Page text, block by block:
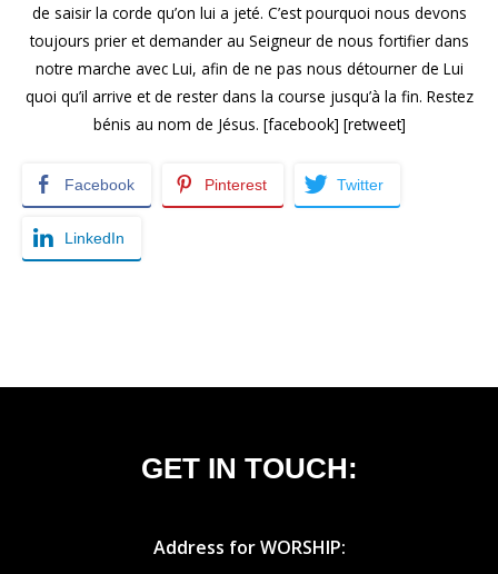
de saisir la corde qu’on lui a jeté. C’est pourquoi nous devons
toujours prier et demander au Seigneur de nous fortifier dans
notre marche avec Lui, afin de ne pas nous détourner de Lui
quoi qu’il arrive et de rester dans la course jusqu’à la fin. Restez
bénis au nom de Jésus. [facebook] [retweet]
Facebook Pinterest Twitter
LinkedIn
GET IN TOUCH:
Address for WORSHIP: